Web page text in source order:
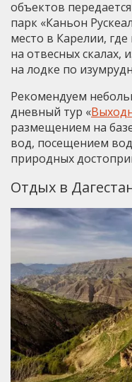
объектов
парк «Каньон
место в Карелии,
на отвесных
на лодке по
Рекомендуем
дневный тур «
размещением на
вод, посещением
природных
Отдых в